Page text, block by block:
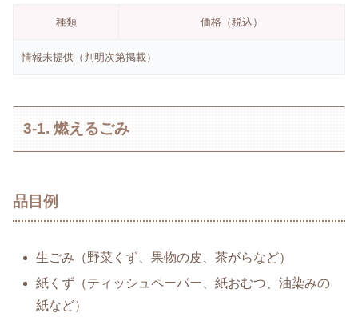
種類 価格（税込）
情報未提供（判明次第掲載）
3-1. 燃えるごみ
品目例
生ごみ（野菜くず、果物の皮、茶がらなど）
紙くず（ティッシュペーパー、紙おむつ、油染みの
紙など）